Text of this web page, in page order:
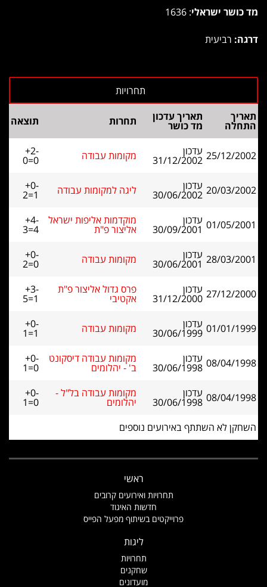
מד כושר ישראלי: 1636
דרגה: רביעית
תאריך
התחלה
תאריך עדכון
מד כושר תחרות תוצאה
25/12/2002 עדכון
31/12/2002 מקומות עבודה +2-
0=0
20/03/2002 עדכון
30/06/2002 ליגה למקומות עבודה +0-
2=1
01/05/2001 עדכון
30/09/2001
מוקדמות אליפות ישראל
אליצור פ"ת
+4-
3=4
28/03/2001 עדכון
30/06/2001 מקומות עבודה +0-
2=0
27/12/2000 עדכון
31/12/2000
פרס גדול אליצור פ"ת
אקטיבי
+3-
5=1
01/01/1999 עדכון
30/06/1999 מקומות עבודה +0-
1=1
08/04/1998 עדכון
30/06/1998
מקומות עבודה דיסקונט
ב' - יהלומים
+0-
1=0
08/04/1998 עדכון
30/06/1998
מקומות עבודה בל"ל -
יהלומים
+0-
1=0
השחקן לא השתתף באירועים נוספים
ראשי
תחרויות ואירועים קרובים
חדשות האיגוד
פרוייקטים בשיתוף מפעל הפייס
ליגות
תחרויות
שחקנים
מועדונים